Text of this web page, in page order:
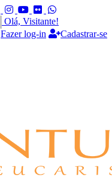
Olá, Visitante!
Fazer log-in
Cadastrar-se